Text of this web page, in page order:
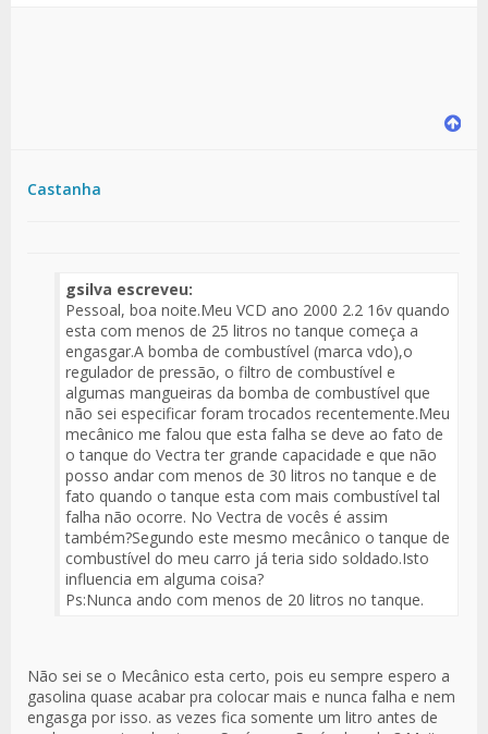
Castanha
gsilva escreveu:
Pessoal, boa noite.Meu VCD ano 2000 2.2 16v quando
esta com menos de 25 litros no tanque começa a
engasgar.A bomba de combustível (marca vdo),o
regulador de pressão, o filtro de combustível e
algumas mangueiras da bomba de combustível que
não sei especificar foram trocados recentemente.Meu
mecânico me falou que esta falha se deve ao fato de
o tanque do Vectra ter grande capacidade e que não
posso andar com menos de 30 litros no tanque e de
fato quando o tanque esta com mais combustível tal
falha não ocorre. No Vectra de vocês é assim
também?Segundo este mesmo mecânico o tanque de
combustível do meu carro já teria sido soldado.Isto
influencia em alguma coisa?
Ps:Nunca ando com menos de 20 litros no tanque.
Não sei se o Mecânico esta certo, pois eu sempre espero a
gasolina quase acabar pra colocar mais e nunca falha e nem
engasga por isso. as vezes fica somente um litro antes de